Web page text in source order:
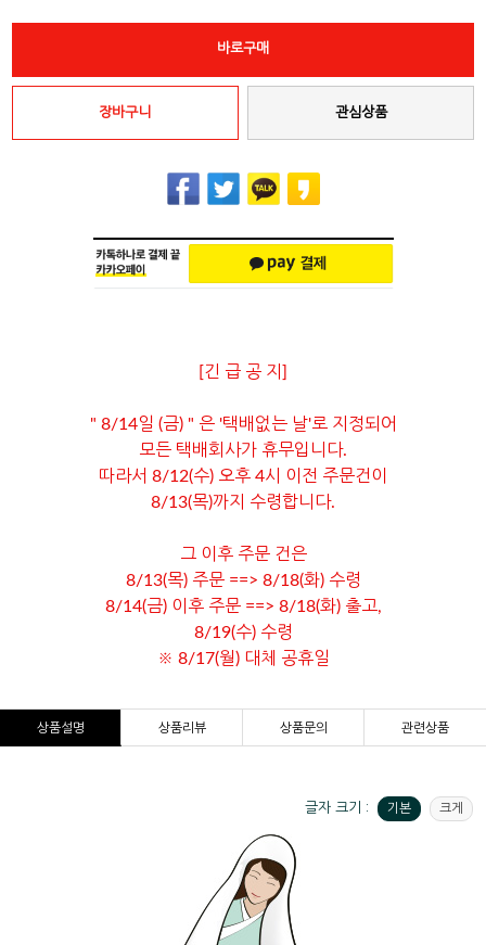
바로구매
장바구니 관심상품
[긴 급 공 지]
" 8/14일 (금) " 은 '택배없는 날'로 지정되어
모든 택배회사가 휴무입니다.
따라서 8/12(수) 오후 4시 이전 주문건이
8/13(목)까지 수령합니다.
그 이후 주문 건은
8/13(목) 주문 ==> 8/18(화) 수령
8/14(금) 이후 주문 ==> 8/18(화) 출고,
8/19(수) 수령
※ 8/17(월) 대체 공휴일
상품설명 상품리뷰 상품문의 관련상품
글자 크기 : 기본 크게